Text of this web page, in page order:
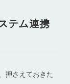
テム連携
押さえておきた